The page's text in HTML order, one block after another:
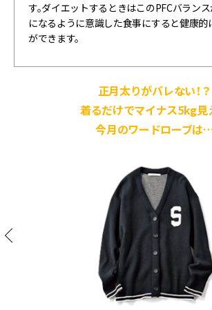
す。ダイエットするときはこのPFCバラン
になるように意識した食事にすると健康的
ができます。
正月太りがバレない！？
着るだけでマイナス5kg見
今月のワードローブは